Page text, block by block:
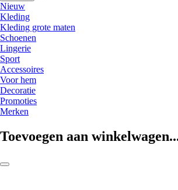
Nieuw
Kleding
Kleding grote maten
Schoenen
Lingerie
Sport
Accessoires
Voor hem
Decoratie
Promoties
Merken
Toevoegen aan